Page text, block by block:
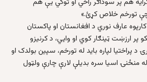
هم پر سوداګر راځي او توکي یې هم
تورخم خلاص کړئ.»
عارف نوري د افغانستان او پاکستان
پر ارزښت ټینګار کوي او وایي، د کرنیزو
پراختیا لپاره باید له تورخم، سپین بولدک او
منځنۍ اسیا سره بدیلې لارې چارې ولټول